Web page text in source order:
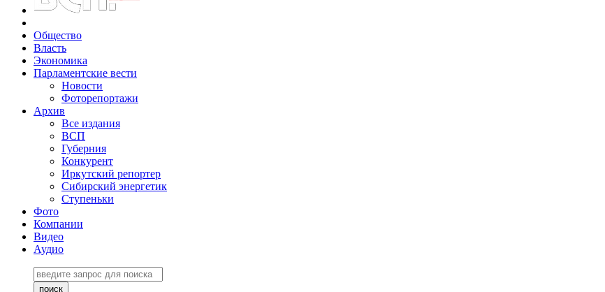
Общество
Власть
Экономика
Парламентские вести
Новости
Фоторепортажи
Архив
Все издания
ВСП
Губерния
Конкурент
Иркутский репортер
Сибирский энергетик
Ступеньки
Фото
Компании
Видео
Аудио